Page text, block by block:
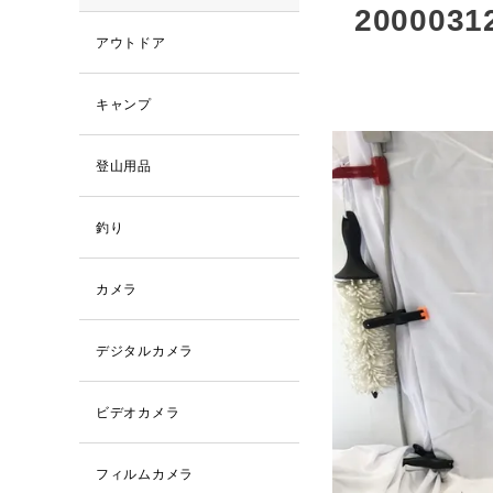
アウトドア
キャンプ
登山用品
釣り
カメラ
デジタルカメラ
ビデオカメラ
フィルムカメラ